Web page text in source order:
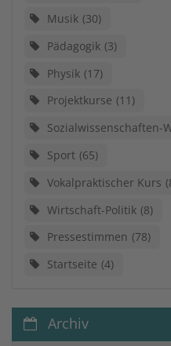
Musik 30
Pädagogik 3
Physik 17
Projektkurse 11
Sozialwissenschaften-
Sport 65
Vokalpraktischer Kurs
Wirtschaft-Politik 8
Pressestimmen 78
Startseite 4
Archiv